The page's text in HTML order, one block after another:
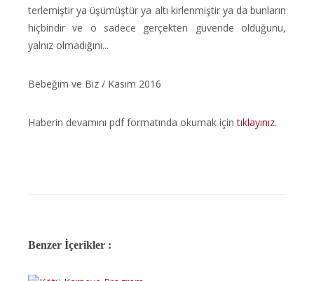
terlemiştir ya üşümüştür ya altı kirlenmiştir ya da bunların
hiçbiridir ve o sadece gerçekten güvende olduğunu,
yalnız olmadığını...
Bebeğim ve Biz / Kasım 2016
Haberin devamını pdf formatında okumak içintıklayınız.
Benzer İçerikler :